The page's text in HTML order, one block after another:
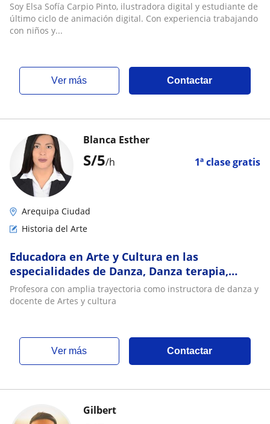
Soy Elsa Sofía Carpio Pinto, ilustradora digital y estudiante de
último ciclo de animación digital. Con experiencia trabajando
con niños y...
ver más Contactar
S/5/h 1ª clase gratis
Blanca Esther
Arequipa Ciudad
Historia del Arte
Educadora en Arte y Cultura en las
especialidades de Danza, Danza terapia,
Música, Artes plásticas
Profesora con amplia trayectoria como instructora de danza y
docente de Artes y cultura
ver más Contactar
Gilbert